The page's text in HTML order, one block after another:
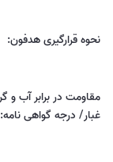
نحوه قرارگیری هدفون:
مقاومت در برابر آب و
غبار/ درجه گواهی نامه: